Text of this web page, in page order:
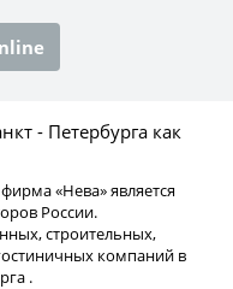
- Петербурга как
«Нева» является
России.
строительных,
компаний в
.